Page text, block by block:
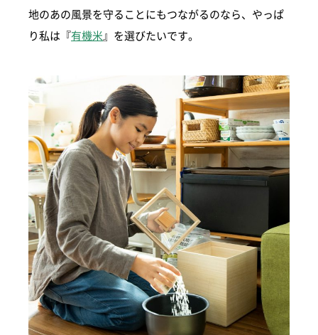
地のあの風景を守ることにもつながるのなら、やっぱ
り私は『有機米 』を選びたいです。